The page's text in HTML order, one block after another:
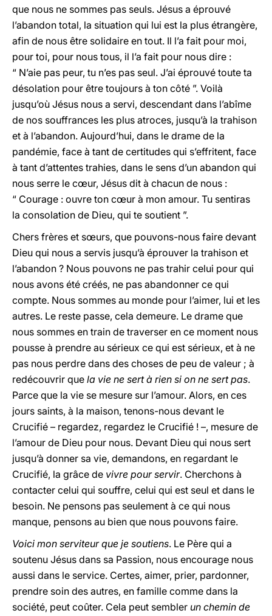
que nous ne sommes pas seuls. Jésus a éprouvé
l’abandon total, la situation qui lui est la plus étrangère,
afin de nous être solidaire en tout. Il l’a fait pour moi,
pour toi, pour nous tous, il l’a fait pour nous dire :
“ N’aie pas peur, tu n’es pas seul. J’ai éprouvé toute ta
désolation pour être toujours à ton côté ”. Voilà
jusqu’où Jésus nous a servi, descendant dans l’abîme
de nos souffrances les plus atroces, jusqu’à la trahison
et à l’abandon. Aujourd’hui, dans le drame de la
pandémie, face à tant de certitudes qui s’effritent, face
à tant d’attentes trahies, dans le sens d’un abandon qui
nous serre le cœur, Jésus dit à chacun de nous :
“ Courage : ouvre ton cœur à mon amour. Tu sentiras
la consolation de Dieu, qui te soutient ”.
Chers frères et sœurs, que pouvons-nous faire devant
Dieu qui nous a servis jusqu’à éprouver la trahison et
l’abandon ? Nous pouvons ne pas trahir celui pour qui
nous avons été créés, ne pas abandonner ce qui
compte. Nous sommes au monde pour l’aimer, lui et les
autres. Le reste passe, cela demeure. Le drame que
nous sommes en train de traverser en ce moment nous
pousse à prendre au sérieux ce qui est sérieux, et à ne
pas nous perdre dans des choses de peu de valeur ; à
redécouvrir que la vie ne sert à rien si on ne sert pas.
Parce que la vie se mesure sur l’amour. Alors, en ces
jours saints, à la maison, tenons-nous devant le
Crucifié – regardez, regardez le Crucifié ! –, mesure de
l’amour de Dieu pour nous. Devant Dieu qui nous sert
jusqu’à donner sa vie, demandons, en regardant le
Crucifié, la grâce de vivre pour servir. Cherchons à
contacter celui qui souffre, celui qui est seul et dans le
besoin. Ne pensons pas seulement à ce qui nous
manque, pensons au bien que nous pouvons faire.
Voici mon serviteur que je soutiens. Le Père qui a
soutenu Jésus dans sa Passion, nous encourage nous
aussi dans le service. Certes, aimer, prier, pardonner,
prendre soin des autres, en famille comme dans la
société, peut coûter. Cela peut sembler un chemin de